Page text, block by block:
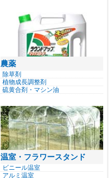
農薬
除草剤
植物成長調整剤
硫黄合剤・マシン油
温室・フラワースタンド
ビニール温室
アルミ温室